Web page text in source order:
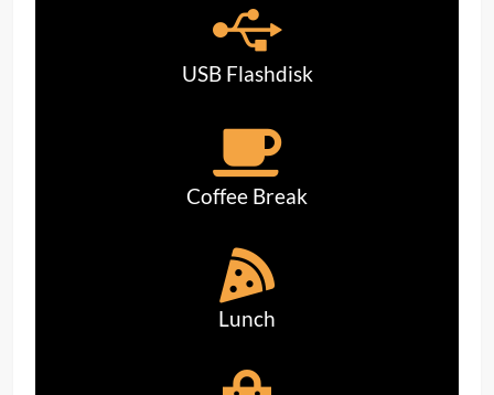
USB Flashdisk
Coffee Break
Lunch